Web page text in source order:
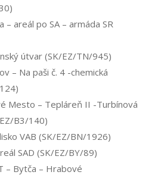
– areál po SA – armáda SR
útvar (SK/EZ/TN/945)
– Na paši č. 4 -chemická
Mesto – Tepláreň II -Turbínová
B3/140)
VAB (SK/EZ/BN/1926)
SAD (SK/EZ/BY/89)
– Bytča – Hrabové